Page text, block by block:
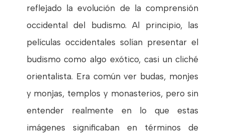
reflejado la evolución de la comprensión
occidental del budismo. Al principio, las
películas occidentales solían presentar el
budismo como algo exótico, casi un cliché
orientalista. Era común ver budas, monjes
y monjas, templos y monasterios, pero sin
entender realmente en lo que estas
imágenes significaban en términos de